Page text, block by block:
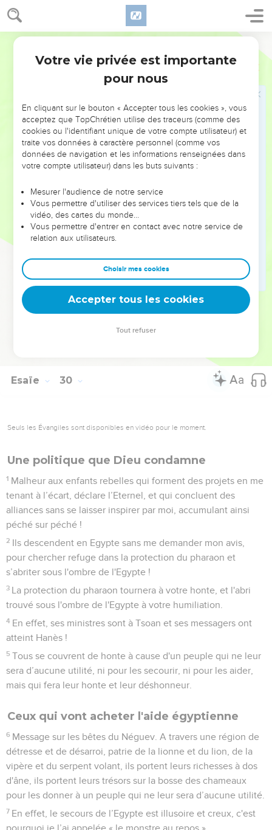
Esaïe 29
une forêt.
Ce jour-là, les sourds entendront la lecture du livre et,
délivrés de l'obscurité et des ténèbres, les yeux des
aveugles verront.
Les humbles trouveront de plus en plus leur joie en
l'Eternel et les plus pauvres de l’humanité seront remplis
d’allégresse grâce au Saint d'Israël.
En effet, l’homme violent ne sera plus là, le moqueur aura
disparu. Ils seront éliminés, tous ceux qui n’attendaient
qu’une occasion pour faire le mal,
ceux qui condamnaient un homme pour un mot, tendaient
ville et écartaient le juste par des accusations sans
fondement.
C'est pourquoi, voici ce que dit l'Eternel, lui qui a racheté
Abraham, à la famille de Jacob : Désormais Jacob ne rougira
plus de honte, désormais son visage ne pâlira plus.
En effet, lorsque ses enfants verront ce que j’accomplirai
au milieu d'eux, ils reconnaîtront la sainteté de mon nom. Ils
reconnaîtront la sainteté du Saint de Jacob et redouteront le
Esaïe 30
Seuls les Évangiles sont disponibles en vidéo pour le moment.
Une politique que Dieu condamne
1 Malheur aux enfants rebelles qui forment des projets en me
tenant à l’écart, déclare l’Eternel, et qui concluent des
alliances sans se laisser inspirer par moi, accumulant ainsi
péché sur péché !
2 Ils descendent en Egypte sans me demander mon avis,
pour chercher refuge dans la protection du pharaon et
s’abriter sous l'ombre de l'Egypte !
3 La protection du pharaon tournera à votre honte, et l'abri
trouvé sous l'ombre de l'Egypte à votre humiliation.
4 En effet, ses ministres sont à Tsoan et ses messagers ont
atteint Hanès !
5 Tous se couvrent de honte à cause d'un peuple qui ne leur
sera d’aucune utilité, ni pour les secourir, ni pour les aider,
mais qui fera leur honte et leur déshonneur.
Ceux qui vont acheter l'aide égyptienne
6 Message sur les bêtes du Néguev. A travers une région de
détresse et de désarroi, patrie de la lionne et du lion, de la
vipère et du serpent volant, ils portent leurs richesses à dos
d'âne, ils portent leurs trésors sur la bosse des chameaux
pour les donner à un peuple qui ne leur sera d’aucune utilité.
7 En effet, le secours de l’Egypte est illusoire et creux, c'est
pourquoi je l’ai appelée « le monstre au repos ».
Votre vie privée est importante
pour nous
En cliquant sur le bouton « Accepter tous les cookies », vous
acceptez que TopChrétien utilise des traceurs (comme des
cookies ou l'identifiant unique de votre compte utilisateur) et
traite vos données à caractère personnel (comme vos
données de navigation et les informations renseignées dans
votre compte utilisateur) dans les buts suivants :
Mesurer l'audience de notre service
Vous permettre d'utiliser des services tiers tels que de la
vidéo, des cartes du monde…
Vous permettre d'entrer en contact avec notre service de
relation aux utilisateurs.
Choisir mes cookies
Accepter tous les cookies
Tout refuser